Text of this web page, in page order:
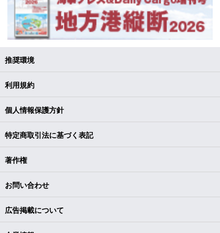
推奨環境
利用規約
個人情報保護方針
特定商取引法に基づく表記
著作権
お問い合わせ
広告掲載について